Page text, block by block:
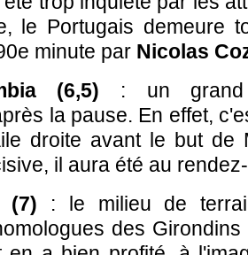
le Portugais demeure
minute par Nicolas
(6,5) : un grand
la pause. En effet,
droite avant le but de
il aura été au
(7) : le milieu de
des